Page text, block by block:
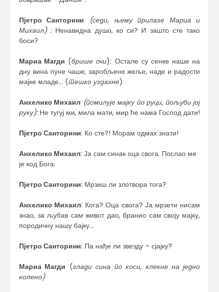
Пјетро Санторини (седи, њему прилазе Мариа и
Михаил) : Ненавидна душо, ко си? И зашто сте тако
боси?
Мариа Магди (брише очи): Остале су сенке наше на
дну вина пуне чаше; заробљене жеље, наде и радости
мајке младе… (тешко уздахне)
Анхелико Михаил (помилује мајку по руци, пољуби јој
руку): Не тугуј ми, мила мати, мир ће нама Господ дати!
Пјетро Санторини: Ко сте?! Морам одмах знати!
Анхелико Михаил: Ја сам синак оца свога. Послао ме
је код Бога.
Пјетро Санторини: Мрзиш ли злотвора тога?
Анхелико Михаил: Кога? Оца свога? Ја мрзети нисам
знао, за љубав сам живот дао, бранио сам своју мајку,
породичну нашу бајку…
Пјетро Санторини: Па нађе ли звезду – сјајку?
Мариа Магди (глади сина по коси, клекне на једно
колено)